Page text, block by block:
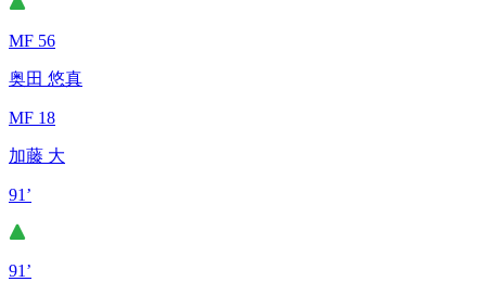
MF 56
奥田 悠真
MF 18
加藤 大
91’
91’